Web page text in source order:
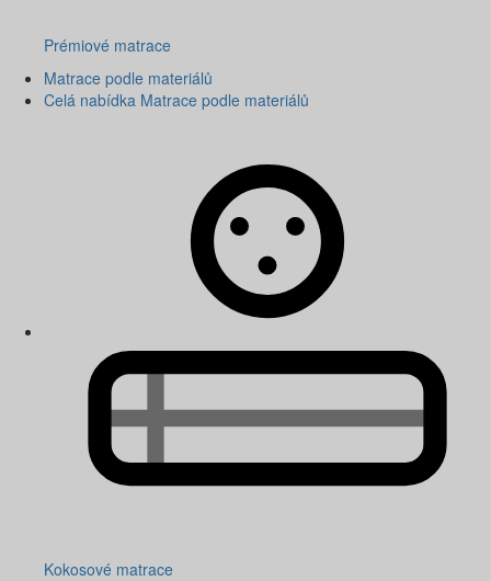
Prémiové matrace
Matrace podle materiálů
Celá nabídka Matrace podle materiálů
Kokosové matrace